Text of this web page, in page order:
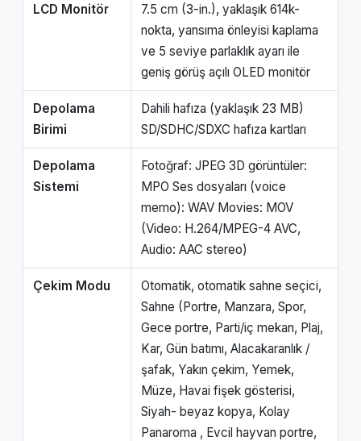
LCD Monitör
7.5 cm (3-in.), yaklaşık 614k-
nokta, yansıma önleyisi kaplama
ve 5 seviye parlaklık ayarı ile
geniş görüş açılı OLED monitör
Depolama
Birimi
Dahili hafıza (yaklaşık 23 MB)
SD/SDHC/SDXC hafıza kartları
Depolama
Sistemi
Fotoğraf: JPEG 3D görüntüler:
MPO Ses dosyaları (voice
memo): WAV Movies: MOV
(Video: H.264/MPEG-4 AVC,
Audio: AAC stereo)
Çekim Modu
Otomatik, otomatik sahne seçici,
Sahne (Portre, Manzara, Spor,
Gece portre, Parti/iç mekan, Plaj,
Kar, Gün batımı, Alacakaranlık /
şafak, Yakın çekim, Yemek,
Müze, Havai fişek gösterisi,
Siyah- beyaz kopya, Kolay
Panaroma , Evcil hayvan portre,